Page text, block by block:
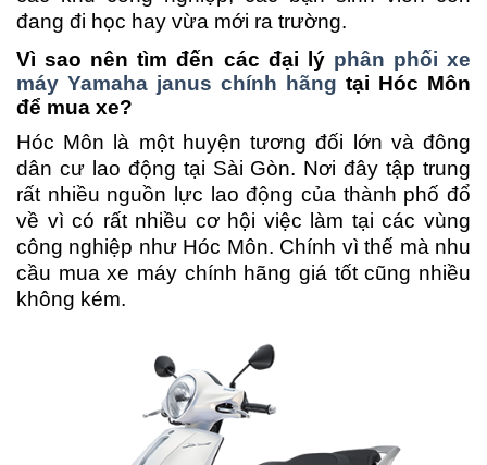
đang đi học hay vừa mới ra trường.
Vì sao nên tìm đến các đại lý phân phối xe
máy Yamaha janus chính hãng tại Hóc Môn
để mua xe?
Hóc Môn là một huyện tương đối lớn và đông
dân cư lao động tại Sài Gòn. Nơi đây tập trung
rất nhiều nguồn lực lao động của thành phố đổ
về vì có rất nhiều cơ hội việc làm tại các vùng
công nghiệp như Hóc Môn. Chính vì thế mà nhu
cầu mua xe máy chính hãng giá tốt cũng nhiều
không kém.